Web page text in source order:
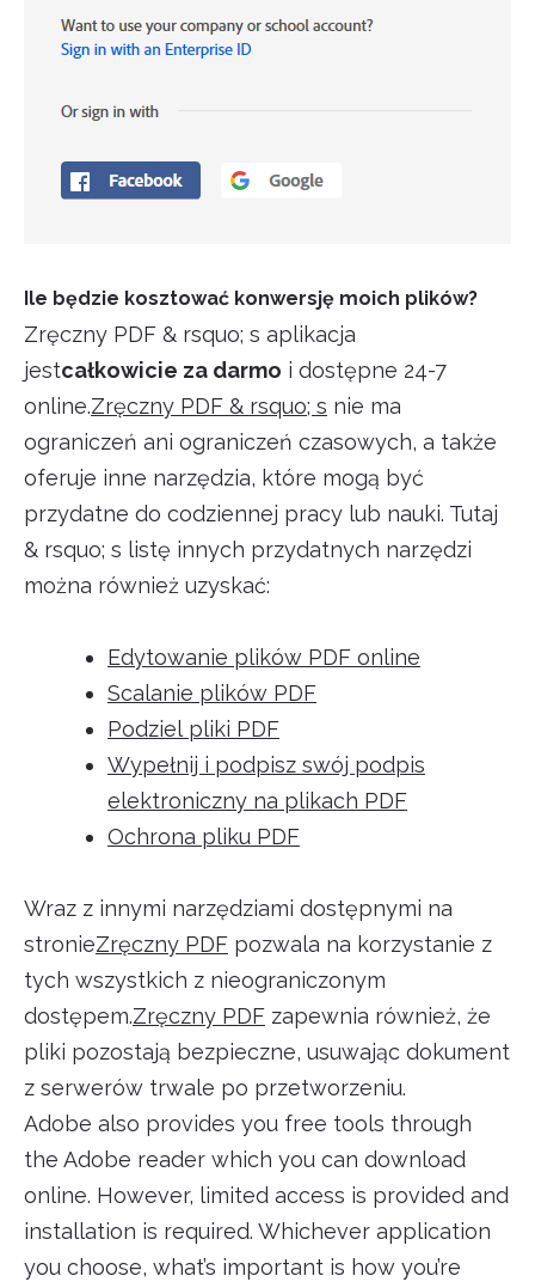
Ile będzie kosztować konwersję moich plików?
Zręczny PDF & rsquo; s aplikacja
jestcałkowicie za darmo i dostępne 24-7
online.Zręczny PDF & rsquo; s nie ma
ograniczeń ani ograniczeń czasowych, a także
oferuje inne narzędzia, które mogą być
przydatne do codziennej pracy lub nauki. Tutaj
& rsquo; s listę innych przydatnych narzędzi
można również uzyskać:
Edytowanie plików PDF online
Scalanie plików PDF
Podziel pliki PDF
Wypełnij i podpisz swój podpis
elektroniczny na plikach PDF
Ochrona pliku PDF
Wraz z innymi narzędziami dostępnymi na
stronieZręczny PDF pozwala na korzystanie z
tych wszystkich z nieograniczonym
dostępem.Zręczny PDF zapewnia również, że
pliki pozostają bezpieczne, usuwając dokument
z serwerów trwale po przetworzeniu.
Adobe also provides you free tools through
the Adobe reader which you can download
online. However, limited access is provided and
installation is required. Whichever application
you choose, what’s important is how you’re